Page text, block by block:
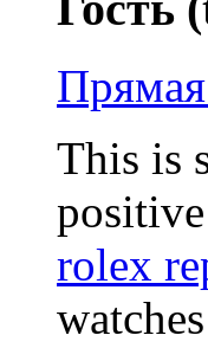
This is
rolex